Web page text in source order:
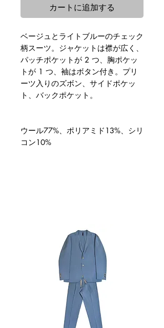
カートに追加する
ベージュとライトブルーのチェック
柄スーツ。ジャケットは襟が広く、
パッチポケットが 2 つ、胸ポケッ
トが 1 つ、袖はボタン付き。プリ
ーツ入りのズボン、サイドポケッ
ト、バックポケット。
ウール77%、ポリアミド13%、シリ
コン10%